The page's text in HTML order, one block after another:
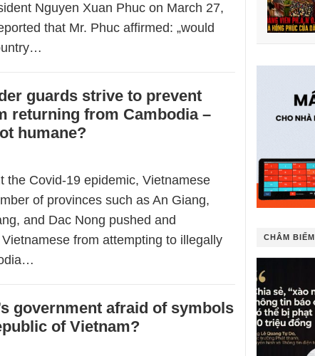
Nguyen Xuan Phuc on March 27,
that Mr. Phuc affirmed: „would
guards strive to prevent
returning from Cambodia –
humane?
the Covid-19 epidemic, Vietnamese
of provinces such as An Giang,
and Dac Nong pushed and
from attempting to illegally
government afraid of symbols
of Vietnam?
CHÂM BIẾM